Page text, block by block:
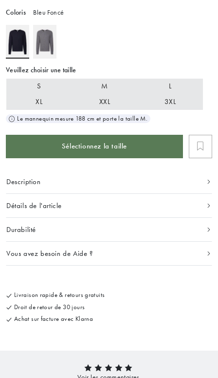
Coloris Bleu Foncé
Veuillez choisir une taille
S M
L
XL
XXL 3XL
Le mannequin mesure 188 cm et porte la taille M.
Sélectionnez la taille
Description
Détails de l'article
Durabilité
Vous avez besoin de Aide ?
Livraison rapide & retours gratuits
Droit de retour de 30 jours
Achat sur facture avec Klarna